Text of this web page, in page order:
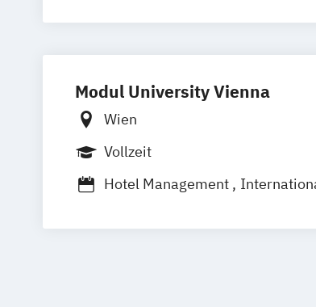
Modul University Vienna
Wien
Vollzeit
Hotel Management
Hotel Management and